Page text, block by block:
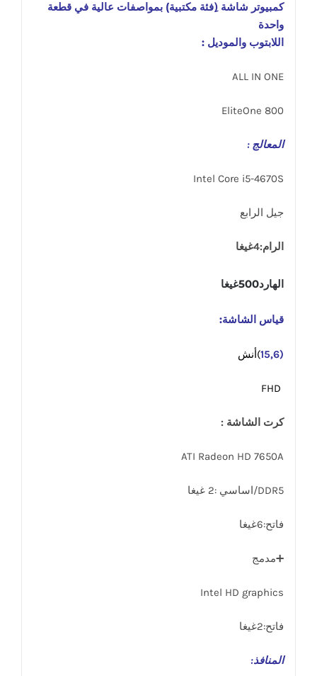
كمبيوتر شاشة (ِفئة مكتبية) بمواصفات عالية في قطعة
واحدة
اللابتوب والموديل :
ALL IN ONE
EliteOne 800
المعالج :
Intel Core i5-4670S
جيل الرابع
الرام:4غيغا
الهارد500غيغا
قياس الشاشة:
(15,6 )أنش
كرت الشاشة :
ATI Radeon HD 7650A
DDR5/اساسي :2 غيغا
فاتح:6غيغا
➕مدمج
Intel HD graphics
فاتح:2غيغا
المنافذ: